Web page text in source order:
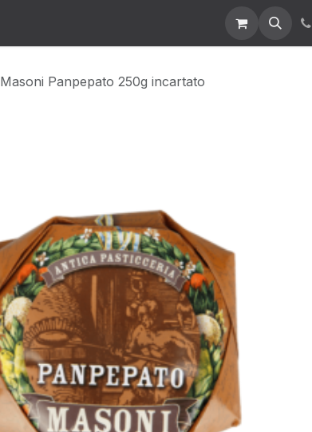
News & Events
Masoni Panpepato 250g incartato